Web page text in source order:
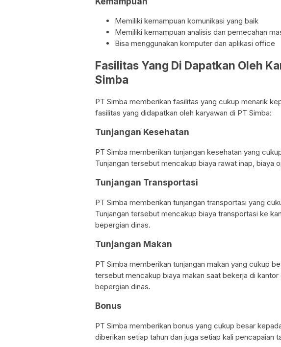
Memiliki kemampuan komunikasi yang baik
Memiliki kemampuan analisis dan pemecahan
Bisa menggunakan komputer dan aplikasi office
Fasilitas Yang Di Dapatkan Oleh
Simba
PT Simba memberikan fasilitas yang cukup menarik
fasilitas yang didapatkan oleh karyawan di PT Simba:
Tunjangan Kesehatan
PT Simba memberikan tunjangan kesehatan yang
Tunjangan tersebut mencakup biaya rawat inap, biaya
Tunjangan Transportasi
PT Simba memberikan tunjangan transportasi yang
Tunjangan tersebut mencakup biaya transportasi ke
bepergian dinas.
Tunjangan Makan
PT Simba memberikan tunjangan makan yang cukup
tersebut mencakup biaya makan saat bekerja di kantor
bepergian dinas.
Bonus
PT Simba memberikan bonus yang cukup besar
diberikan setiap tahun dan juga setiap kali pencapaian